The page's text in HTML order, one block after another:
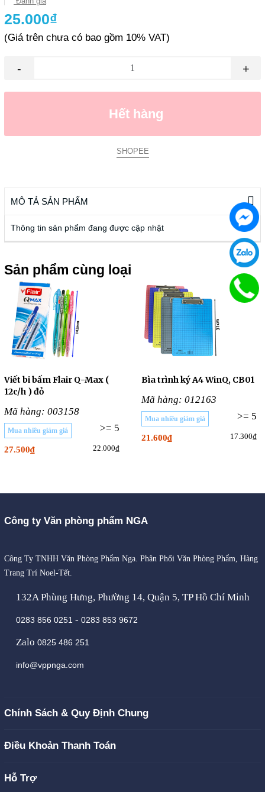
25.000₫
(Giá trên chưa có bao gồm 10% VAT)
- +
Hết hàng
SHOPEE
MÔ TẢ SẢN PHẨM
Thông tin sản phẩm đang được cập nhật
Sản phẩm cùng loại
Viết bi bấm Flair Q-Max (
12c/h ) đỏ
Mã hàng: 003158
>= 5
Mua nhiều giảm giá
27.500₫ 22.000₫
Bìa trình ký A4 WinQ, CB01
Mã hàng: 012163
>= 5
Mua nhiều giảm giá
21.600₫ 17.300₫
Công ty Văn phòng phẩm NGA
Công Ty TNHH Văn Phòng Phẩm Nga. Phân Phối Văn Phòng Phẩm, Hàng
Trang Trí Noel-Tết.
132A Phùng Hưng, Phường 14, Quận 5, TP Hồ Chí Minh
0283 856 0251 - 0283 853 9672
Zalo 0825 486 251
info@vppnga.com
Chính Sách & Quy Định Chung
Điều Khoản Thanh Toán
Hỗ Trợ